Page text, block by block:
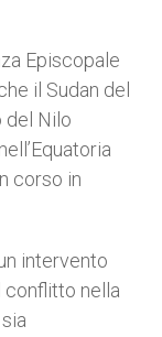
Episcopale
il Sudan del
del Nilo
corso in
intervento
nella